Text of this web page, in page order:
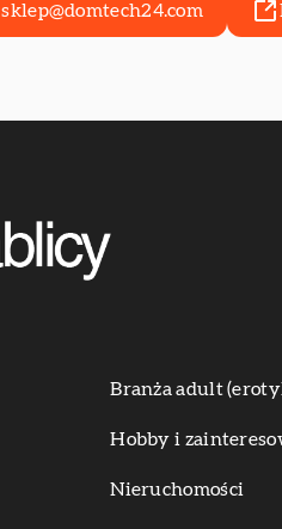
sklep@domtech24.com
Branża adult
Hobby i
Nieruchomości